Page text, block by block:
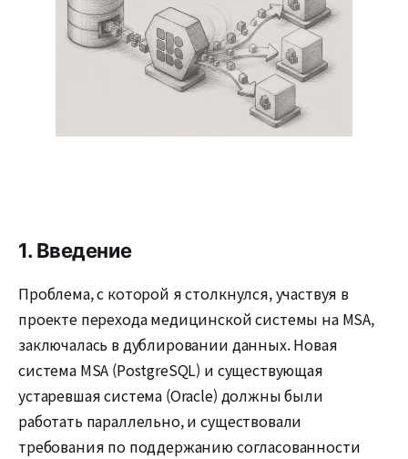
1. Введение
Проблема, с которой я столкнулся, участвуя в
проекте перехода медицинской системы на MSA,
заключалась в дублировании данных. Новая
система MSA (PostgreSQL) и существующая
устаревшая система (Oracle) должны были
работать параллельно, и существовали
требования по поддержанию согласованности